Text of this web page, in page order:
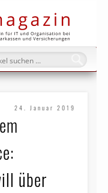
24. Januar 2019
über